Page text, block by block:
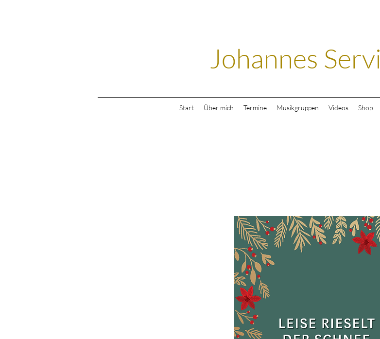
Johannes Servi
Start Über mich Termine Musikgruppen Videos Shop